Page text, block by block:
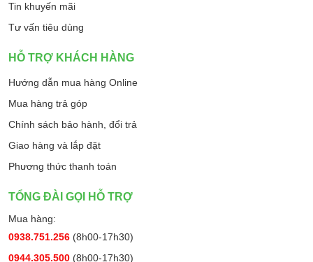
Tin khuyến mãi
Tư vấn tiêu dùng
HỖ TRỢ KHÁCH HÀNG
Hướng dẫn mua hàng Online
Mua hàng trả góp
Chính sách bảo hành, đổi trả
Giao hàng và lắp đặt
Phương thức thanh toán
TỔNG ĐÀI GỌI HỖ TRỢ
Mua hàng:
0938.751.256 (8h00-17h30)
0944.305.500 (8h00-17h30)